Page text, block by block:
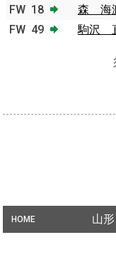
FW 18 森 海
FW 49 駒沢
HOME 山形